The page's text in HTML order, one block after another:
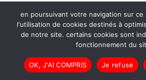
en poursuivant votre navigation sur
l'utilisation de cookies destinés à
de notre site. certains cookies sont
fonctionnement du
OK, J'AI COMPRIS Je refuse